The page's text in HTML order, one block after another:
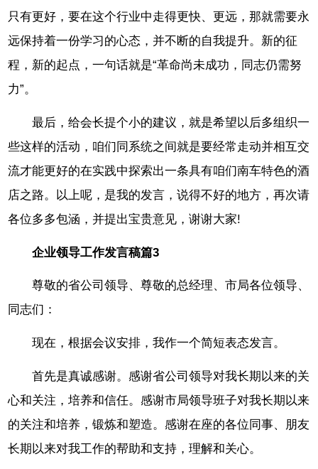
只有更好，要在这个行业中走得更快、更远，那就需要永
远保持着一份学习的心态，并不断的自我提升。新的征
程，新的起点，一句话就是“革命尚未成功，同志仍需努
力”。
最后，给会长提个小的建议，就是希望以后多组织一
些这样的活动，咱们同系统之间就是要经常走动并相互交
流才能更好的在实践中探索出一条具有咱们南车特色的酒
店之路。以上呢，是我的发言，说得不好的地方，再次请
各位多多包涵，并提出宝贵意见，谢谢大家!
企业领导工作发言稿篇3
尊敬的省公司领导、尊敬的总经理、市局各位领导、
同志们：
现在，根据会议安排，我作一个简短表态发言。
首先是真诚感谢。感谢省公司领导对我长期以来的关
心和关注，培养和信任。感谢市局领导班子对我长期以来
的关注和培养，锻炼和塑造。感谢在座的各位同事、朋友
长期以来对我工作的帮助和支持，理解和关心。